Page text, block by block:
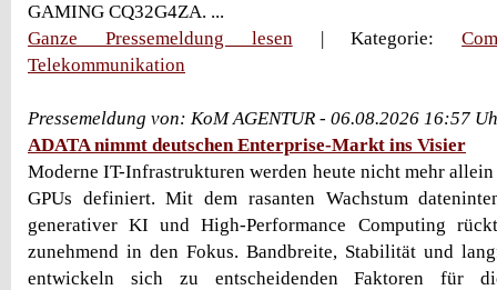
GAMING CQ32G4ZA. ...
Ganze Pressemeldung lesen| Kategorie:
Telekommunikation
Pressemeldung von: KoM AGENTUR - 06.08.2026 16:57
ADATA nimmt deutschen Enterprise-Markt ins Visier
Moderne IT-Infrastrukturen werden heute nicht mehr allein
GPUs definiert. Mit dem rasanten Wachstum
generativer KI und High-Performance Computing
zunehmend in den Fokus. Bandbreite, Stabilität und
entwickeln sich zu entscheidenden Faktoren für